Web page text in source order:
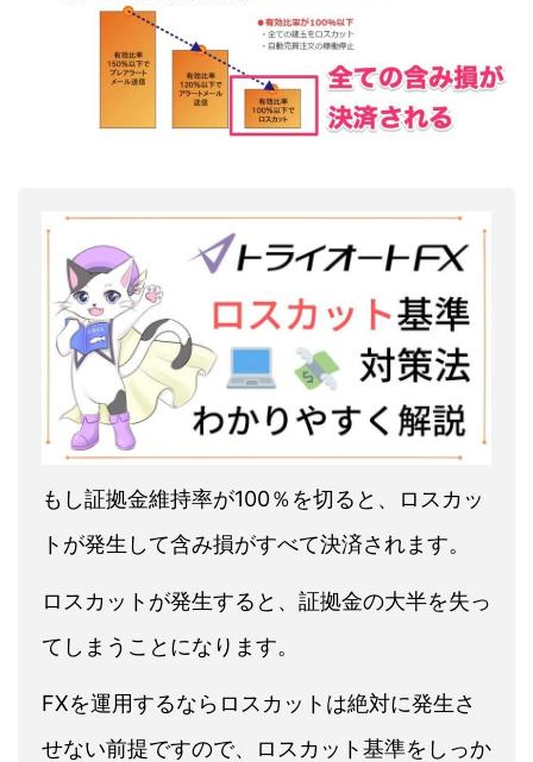
もし証拠金維持率が100％を切ると、ロスカッ
トが発生して含み損がすべて決済されます。
ロスカットが発生すると、証拠金の大半を失っ
てしまうことになります。
FXを運用するならロスカットは絶対に発生さ
せない前提ですので、ロスカット基準をしっか